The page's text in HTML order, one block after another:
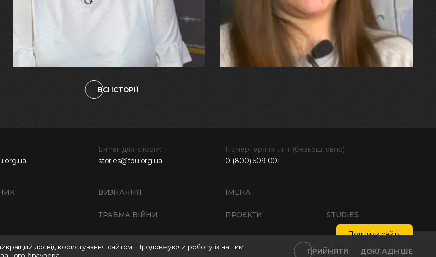
зламалися: тепер я бачу
свого вбитого чоловіка у
наших дітях"
плакала від фантомного
болю. Але маленька донька
бере за руку і змушує йти
далі"
ВСІ ІСТОРІЇ
ВИЗНАННЯ ІМЕНА
ТРАВМА ВІЙНИ ПРОЄКТИ STUDIES
E-mail для історій:
stories@fdu.org.ua
Номер гарячої лінії (безкоштовно):
0 (800) 509 001
Правила використання матеріалів веб-сайту Політика обробки персональних даних Інтелектуальна власність
досвід користування сайтом. Продовжуючи роботу із нашим
браузера.
ПРИЙНЯТИ ДОКЛАДНІШЕ
Політики сайту